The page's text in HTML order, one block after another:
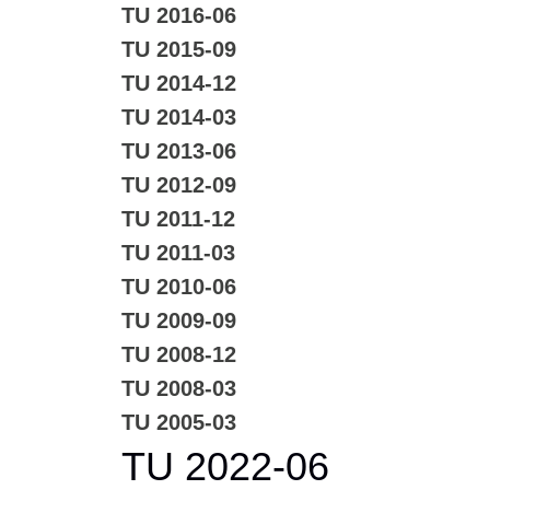
TU 2016-06
TU 2015-09
TU 2014-12
TU 2014-03
TU 2013-06
TU 2012-09
TU 2011-12
TU 2011-03
TU 2010-06
TU 2009-09
TU 2008-12
TU 2008-03
TU 2005-03
TU 2022-06